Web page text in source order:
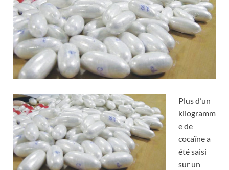
Plus d’un
kilogramm
e de
cocaïne a
été saisi
sur un